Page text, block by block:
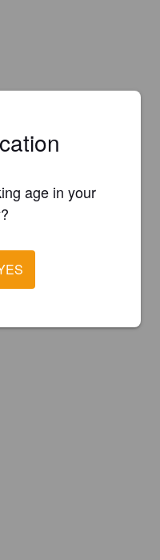
age in your